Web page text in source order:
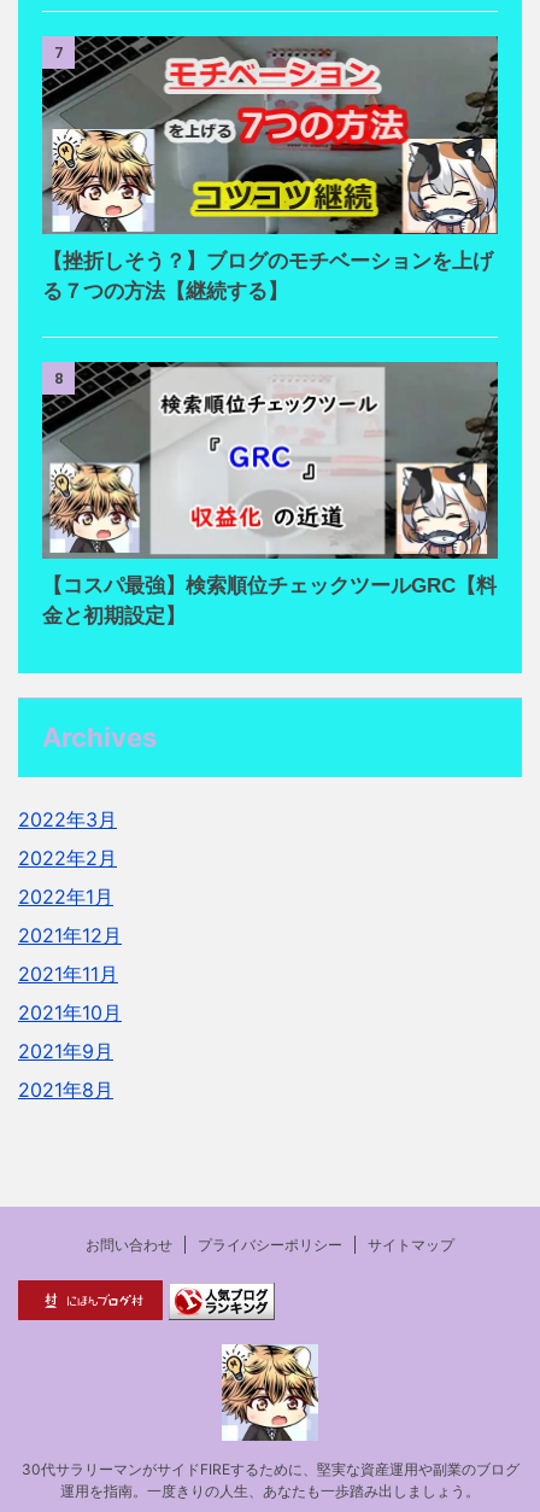
7
【挫折しそう？】ブログのモチベーションを上げ
る７つの方法【継続する】
8
【コスパ最強】検索順位チェックツールGRC【料
金と初期設定】
Archives
2022年3月
2022年2月
2022年1月
2021年12月
2021年11月
2021年10月
2021年9月
2021年8月
お問い合わせ プライバシーポリシー サイトマップ
30代サラリーマンがサイドFIREするために、堅実な資産運用や副業のブログ
運用を指南。一度きりの人生、あなたも一歩踏み出しましょう。